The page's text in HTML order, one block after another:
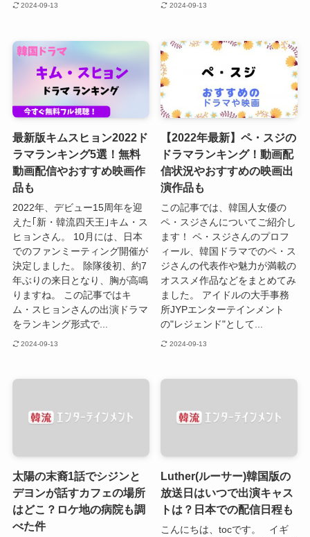
2024-09-13 2024-09-13
最新版キムスヒョン2022ド
ラマランキング5選！無料
動画配信やおすすめ映画作
品も
2022年、デビュー15周年を迎
えた｢新・韓流四天王｣キム・ス
ヒョンさん。 10月には、日本
でのファンミーティング開催が
決定しました。 除隊後初、約7
年ぶりの来日となり、胸が高鳴
りますね。 この記事ではキ
ム・スヒョンさんの出演ドラマ
をランキング形式で...
2024-09-13
【2022年最新】ペ・スジの
ドラマランキング！動画配
信状況やおすすめの映画出
演作品も
この記事では、韓国人女優の
ペ・スジさんについてご紹介し
ます！ ペ・スジさんのプロフ
ィール、韓国ドラマでのペ・ス
ジさんの代表作や魅力が満載の
オススメ作品などをまとめてみ
ました。 アイドルの大手事務
所JYPエンターテインメント
の"レジェンド"として...
2024-09-13
太陽の末裔1話でシジンと
デヨンが話すカフェの場所
はどこ？ロケ地の病院も調
べた件
Luther(ルーサー)韓国版の
放送日はいつで出演キャス
トは？日本での配信日程も
こんにちは、tocです。 イギ